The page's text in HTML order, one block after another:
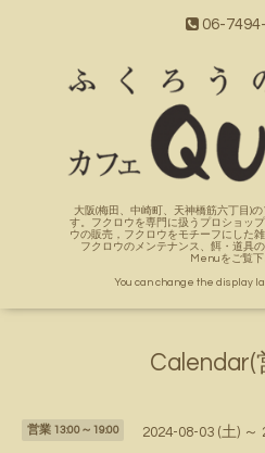
06-
大阪(梅田、中崎町、天神橋筋六丁目)
す。フクロウを専門に扱うプロショッ
ウの販売，フクロウをモチーフにした
フクロウのメンテナンス、餌・道具
Menuをご覧下
You can change the display
Calendar(
営業 13:00～19:00 2024-08-03 (土) ～